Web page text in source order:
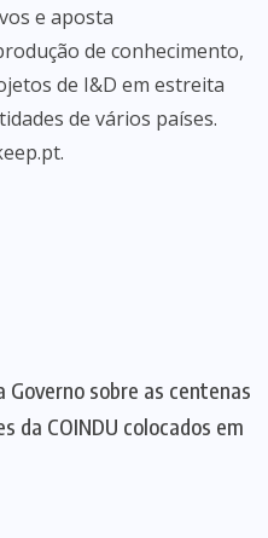
e aposta
de conhecimento,
de I&D em estreita
de vários países.
Governo sobre as centenas
da COINDU colocados em